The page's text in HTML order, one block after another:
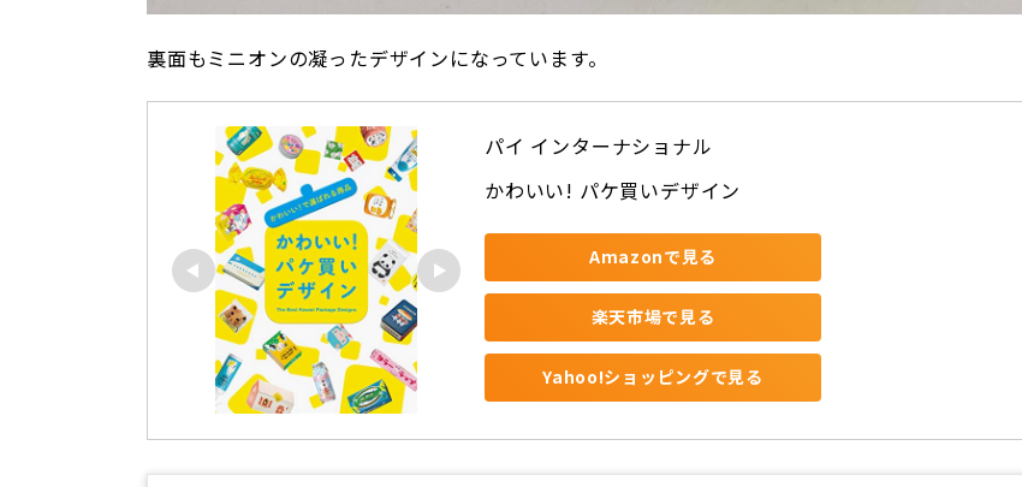
裏面もミニオンの凝ったデザインになっています。
パイ インターナショナル
かわいい! パケ買いデザイン
Amazonで見る
楽天市場で見る
Yahoo!ショッピングで見る